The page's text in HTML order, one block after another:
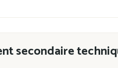
secondaire